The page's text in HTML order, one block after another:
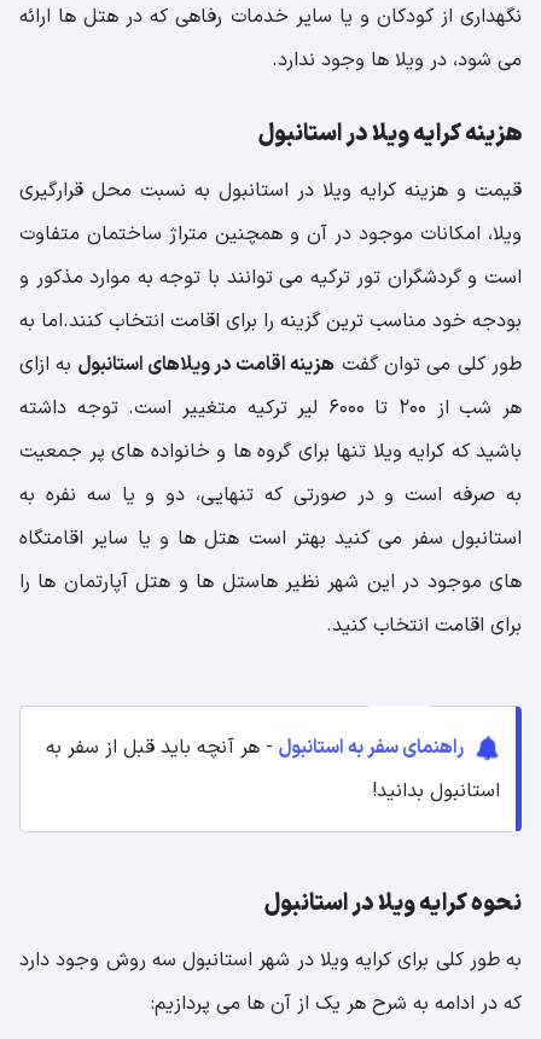
نگهداری از کودکان و یا سایر خدمات رفاهی که در هتل ها ارائه
می شود، در ویلا ها وجود ندارد.
هزینه کرایه ویلا در استانبول
قیمت و هزینه کرایه ویلا در استانبول به نسبت محل قرارگیری
ویلا، امکانات موجود در آن و همچنین متراژ ساختمان متفاوت
است و گردشگران تور ترکیه می توانند با توجه به موارد مذکور و
بودجه خود مناسب ترین گزینه را برای اقامت انتخاب کنند.اما به
طور کلی می توان گفت هزینه اقامت در ویلاهای استانبول به ازای
هر شب از 200 تا 6000 لیر ترکیه متغییر است. توجه داشته
باشید که کرایه ویلا تنها برای گروه ها و خانواده های پر جمعیت
به صرفه است و در صورتی که تنهایی، دو و یا سه نفره به
استانبول سفر می کنید بهتر است هتل ها و یا سایر اقامتگاه
های موجود در این شهر نظیر هاستل ها و هتل آپارتمان ها را
برای اقامت انتخاب کنید.
راهنمای سفر به استانبول - هر آنچه باید قبل از سفر به
استانبول بدانید!
نحوه کرایه ویلا در استانبول
به طور کلی برای کرایه ویلا در شهر استانبول سه روش وجود دارد
که در ادامه به شرح هر یک از آن ها می پردازیم: